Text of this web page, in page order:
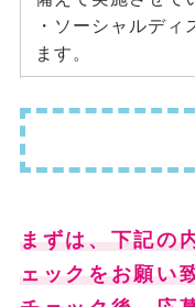
・ソーシャルデ
ます。
まずは、下記の
ェックをお願い